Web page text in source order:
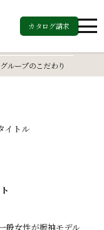
カタログ請求
グループのこだわり